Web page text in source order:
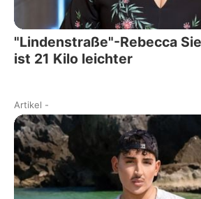
"Lindenstraße"-Rebecca
ist 21 Kilo leichter
Artikel -